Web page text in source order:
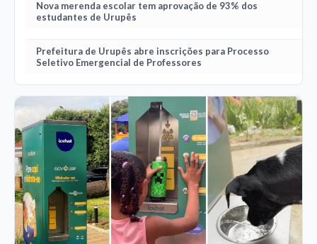
Nova merenda escolar tem aprovação de 93% dos
estudantes de Urupês
Prefeitura de Urupês abre inscrições para Processo
Seletivo Emergencial de Professores